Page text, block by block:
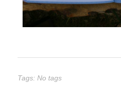
Tags: No tags